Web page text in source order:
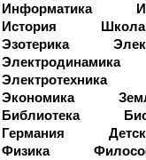
Информатика
История
Школа
Эзотерика
Электродинамика
Электротехника
Экономика
Библиотека
Германия
Физика